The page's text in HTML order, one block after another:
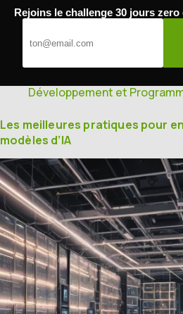
Passer
contenu
Jardibel
Développement et
Les meilleures pratiques pour
modèles d’IA
Rejoins le challenge 30 jours